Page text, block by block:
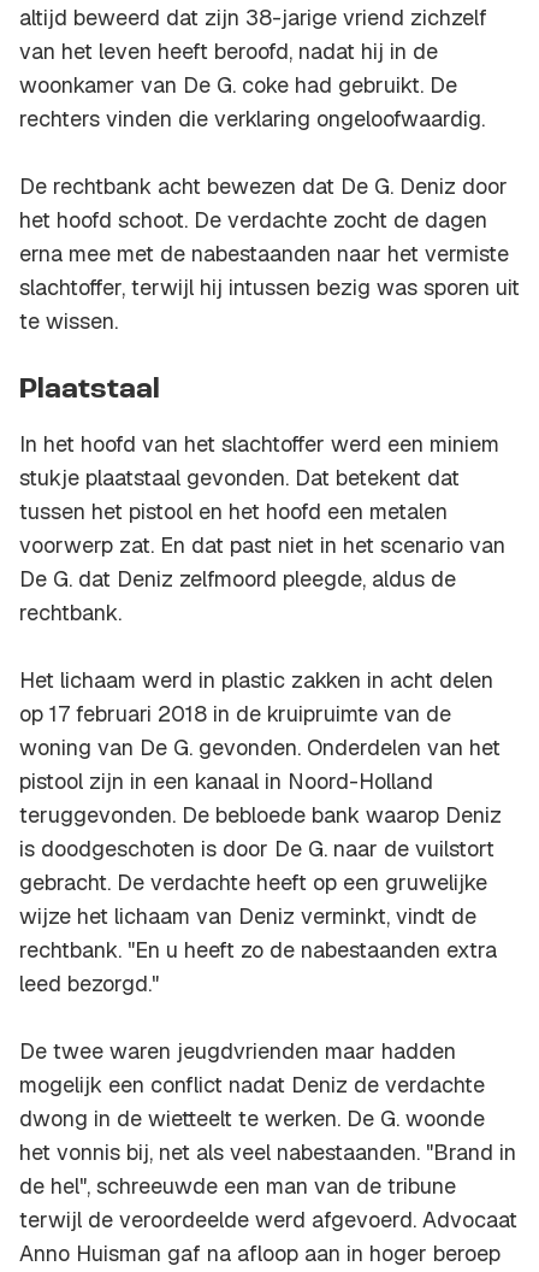
altijd beweerd dat zijn 38-jarige vriend zichzelf
van het leven heeft beroofd, nadat hij in de
woonkamer van De G. coke had gebruikt. De
rechters vinden die verklaring ongeloofwaardig.
De rechtbank acht bewezen dat De G. Deniz door
het hoofd schoot. De verdachte zocht de dagen
erna mee met de nabestaanden naar het vermiste
slachtoffer, terwijl hij intussen bezig was sporen uit
te wissen.
Plaatstaal
In het hoofd van het slachtoffer werd een miniem
stukje plaatstaal gevonden. Dat betekent dat
tussen het pistool en het hoofd een metalen
voorwerp zat. En dat past niet in het scenario van
De G. dat Deniz zelfmoord pleegde, aldus de
rechtbank.
Het lichaam werd in plastic zakken in acht delen
op 17 februari 2018 in de kruipruimte van de
woning van De G. gevonden. Onderdelen van het
pistool zijn in een kanaal in Noord-Holland
teruggevonden. De bebloede bank waarop Deniz
is doodgeschoten is door De G. naar de vuilstort
gebracht. De verdachte heeft op een gruwelijke
wijze het lichaam van Deniz verminkt, vindt de
rechtbank. "En u heeft zo de nabestaanden extra
leed bezorgd."
De twee waren jeugdvrienden maar hadden
mogelijk een conflict nadat Deniz de verdachte
dwong in de wietteelt te werken. De G. woonde
het vonnis bij, net als veel nabestaanden. "Brand in
de hel", schreeuwde een man van de tribune
terwijl de veroordeelde werd afgevoerd. Advocaat
Anno Huisman gaf na afloop aan in hoger beroep